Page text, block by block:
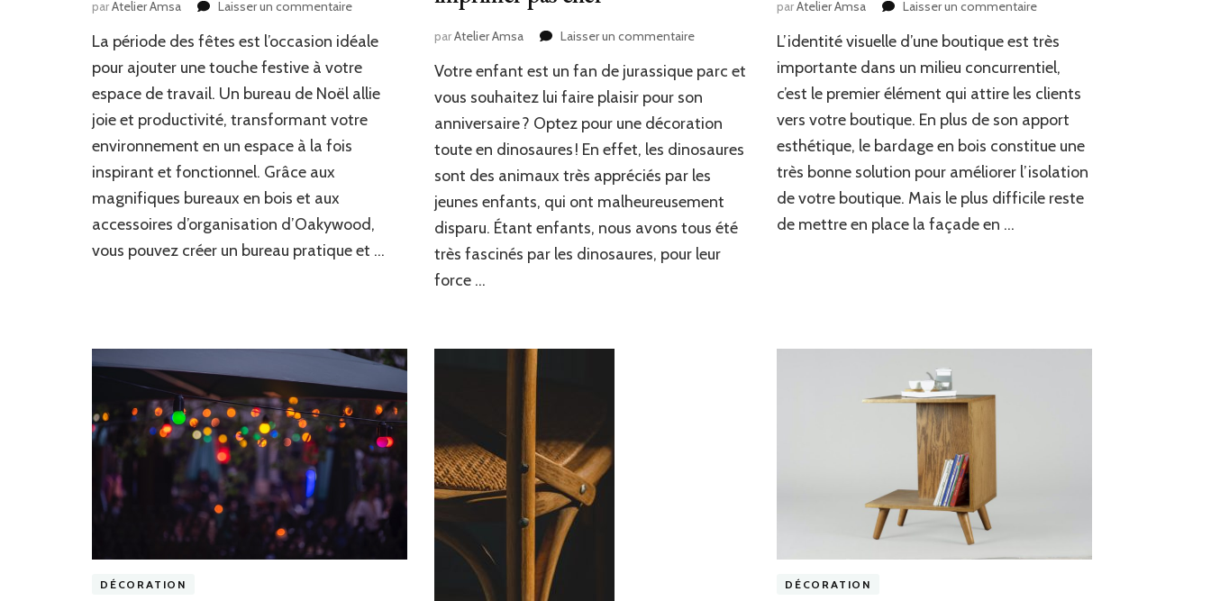
parAtelier Amsa Laisser un commentairesur
un
bureau
Noël
avec
La période des fêtes est l’occasion idéale
pour ajouter une touche festive à votre
espace de travail. Un bureau de Noël allie
joie et productivité, transformant votre
environnement en un espace à la fois
inspirant et fonctionnel. Grâce aux
magnifiques bureaux en bois et aux
accessoires d’organisation d’Oakywood,
vous pouvez créer un bureau pratique et …
parAtelier Amsa Laisser un commentairesur
conseils
pour
déco
d’anniversaire
dinosaure
imprimer
pas
cher
Votre enfant est un fan de jurassique parc et
vous souhaitez lui faire plaisir pour son
anniversaire ? Optez pour une décoration
toute en dinosaures ! En effet, les dinosaures
sont des animaux très appréciés par les
jeunes enfants, qui ont malheureusement
disparu. Étant enfants, nous avons tous été
très fascinés par les dinosaures, pour leur
force …
parAtelier Amsa Laisser un commentairesur
les
étapes
d’un
bardage
en
!
L’identité visuelle d’une boutique est très
importante dans un milieu concurrentiel,
c’est le premier élément qui attire les clients
vers votre boutique. En plus de son apport
esthétique, le bardage en bois constitue une
très bonne solution pour améliorer l’isolation
de votre boutique. Mais le plus difficile reste
de mettre en place la façade en …
DÉCORATION DÉCORATION